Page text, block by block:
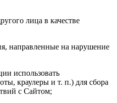
лица в качестве
направленные на нарушение
использовать
краулеры и т. п.) для сбора
с Сайтом;